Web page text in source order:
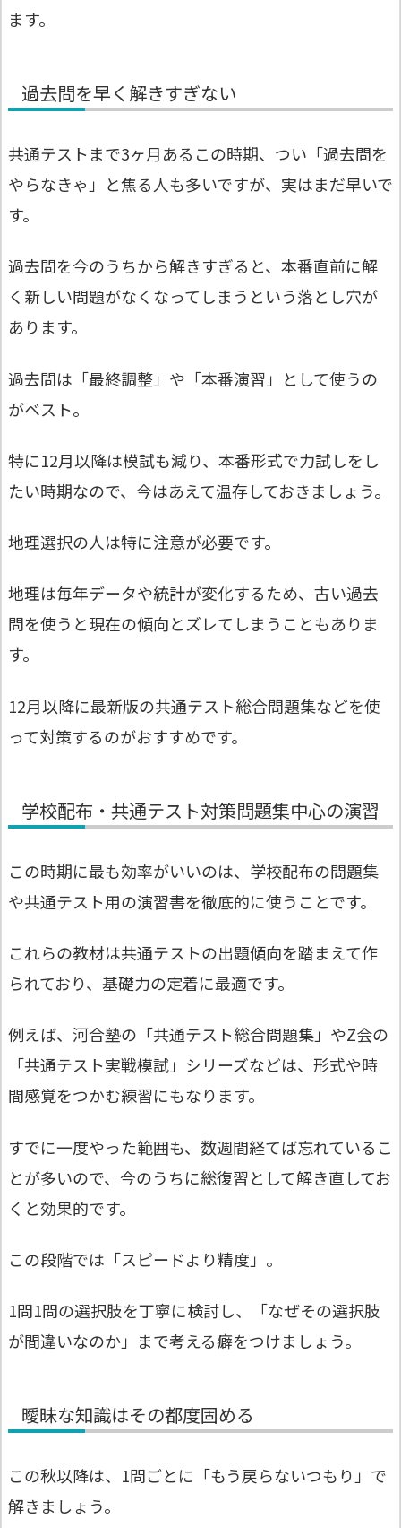
ます。
過去問を早く解きすぎない
共通テストまで3ヶ月あるこの時期、つい「過去問を
やらなきゃ」と焦る人も多いですが、実はまだ早いで
す。
過去問を今のうちから解きすぎると、本番直前に解
く新しい問題がなくなってしまうという落とし穴が
あります。
過去問は「最終調整」や「本番演習」として使うの
がベスト。
特に12月以降は模試も減り、本番形式で力試しをし
たい時期なので、今はあえて温存しておきましょう。
地理選択の人は特に注意が必要です。
地理は毎年データや統計が変化するため、古い過去
問を使うと現在の傾向とズレてしまうこともありま
す。
12月以降に最新版の共通テスト総合問題集などを使
って対策するのがおすすめです。
学校配布・共通テスト対策問題集中心の演習
この時期に最も効率がいいのは、学校配布の問題集
や共通テスト用の演習書を徹底的に使うことです。
これらの教材は共通テストの出題傾向を踏まえて作
られており、基礎力の定着に最適です。
例えば、河合塾の「共通テスト総合問題集」やZ会の
「共通テスト実戦模試」シリーズなどは、形式や時
間感覚をつかむ練習にもなります。
すでに一度やった範囲も、数週間経てば忘れているこ
とが多いので、今のうちに総復習として解き直してお
くと効果的です。
この段階では「スピードより精度」。
1問1問の選択肢を丁寧に検討し、「なぜその選択肢
が間違いなのか」まで考える癖をつけましょう。
曖昧な知識はその都度固める
この秋以降は、1問ごとに「もう戻らないつもり」で
解きましょう。